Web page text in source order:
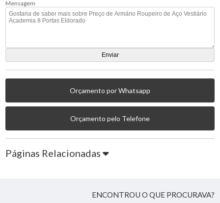
Mensagem
Orçamento por Whatsapp
Orçamento pelo Telefone
Páginas Relacionadas
ENCONTROU O QUE PROCURAVA?